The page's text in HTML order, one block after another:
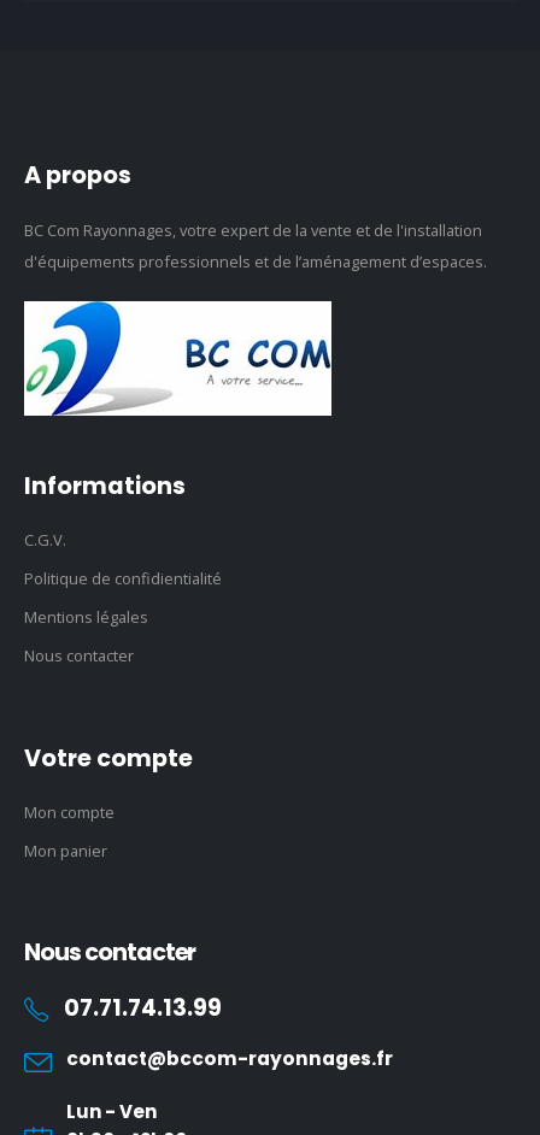
A propos
BC Com Rayonnages, votre expert de la vente et de l'installation
d'équipements professionnels et de l’aménagement d’espaces.
Informations
C.G.V.
Politique de confidientialité
Mentions légales
Nous contacter
Votre compte
Mon compte
Mon panier
Nous contacter
07.71.74.13.99
contact@bccom-rayonnages.fr
Lun - Ven